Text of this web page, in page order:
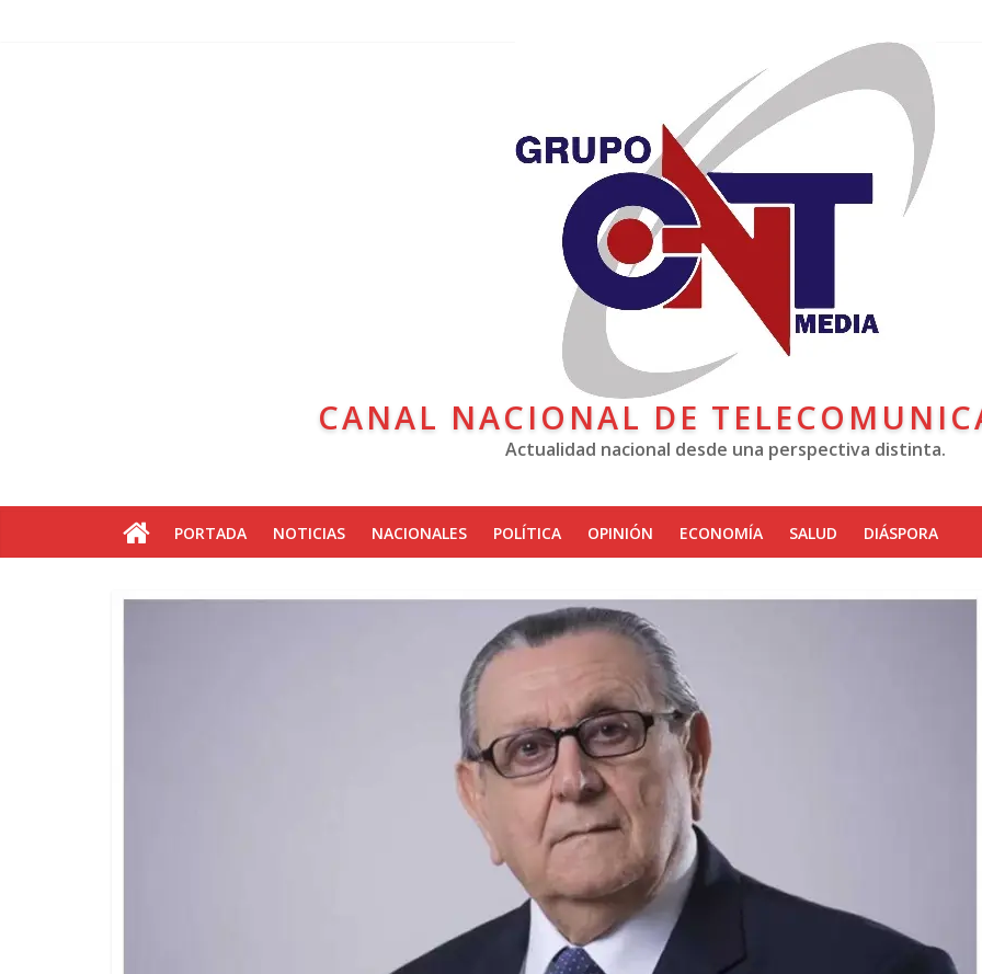
CANAL NACIONAL DE
Actualidad nacional desde una perspectiva distinta.
PORTADA NOTICIAS NACIONALES POLÍTICA OPINIÓN ECONOMÍA SALUD DIÁSPORA